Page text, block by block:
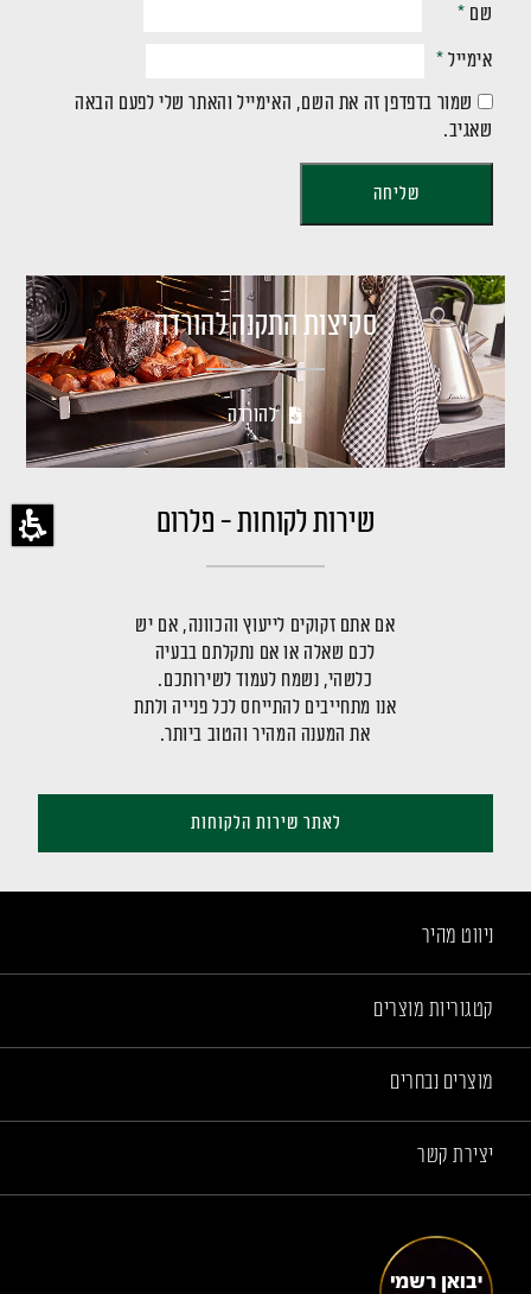
שם *
אימייל *
שמור בדפדפן זה את השם, האימייל והאתר שלי לפעם הבאה
שאגיב.
סקיצות התקנה להורדה
להורדה
שירות לקוחות - פלרום
אם אתם זקוקים לייעוץ והכוונה, אם יש
לכם שאלה או אם נתקלתם בבעיה
כלשהי, נשמח לעמוד לשירותכם.
אנו מתחייבים להתייחס לכל פנייה ולתת
את המענה המהיר והטוב ביותר.
לאתר שירות הלקוחות
ניווט מהיר
קטגוריות מוצרים
מוצרים נבחרים
יצירת קשר